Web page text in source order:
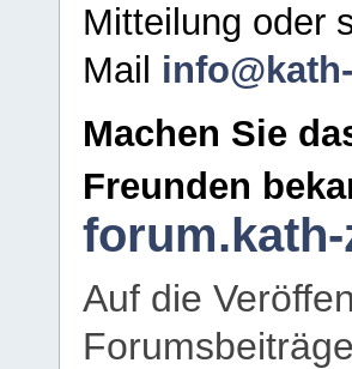
Mitteilung oder
Mail
Machen Sie
Freunden
Auf die